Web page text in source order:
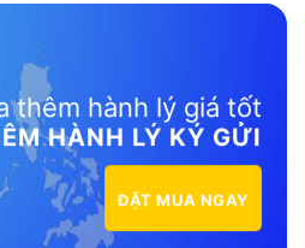
thêm hành lý giá tốt
HÀNH LÝ KÝ GỬI
ĐẶT MUA NGAY